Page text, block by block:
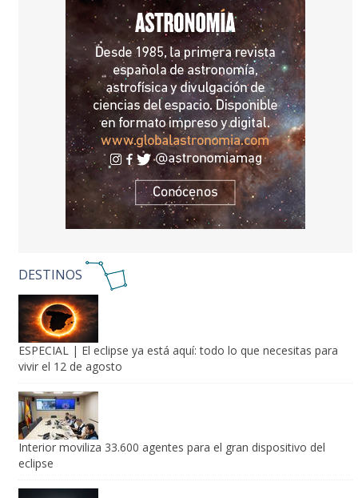
DESTINOS
ESPECIAL | El eclipse ya está aquí: todo lo que necesitas para
vivir el 12 de agosto
Interior moviliza 33.600 agentes para el gran dispositivo del
eclipse